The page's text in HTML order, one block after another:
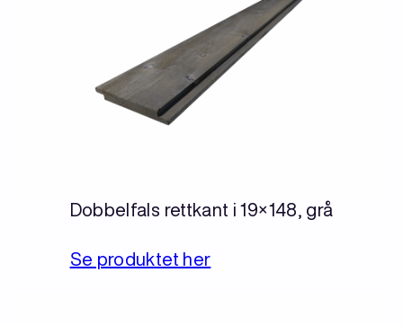
Dobbelfals rettkant i 19×148, grå
Se produktet her